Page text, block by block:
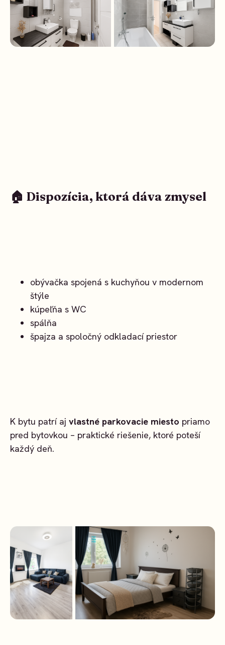
🏠 Dispozícia, ktorá dáva zmysel
obývačka spojená s kuchyňou v modernom
štýle
kúpeľňa s WC
spálňa
špajza a spoločný odkladací priestor
K bytu patrí aj vlastné parkovacie miesto priamo
pred bytovkou – praktické riešenie, ktoré poteší
každý deň.